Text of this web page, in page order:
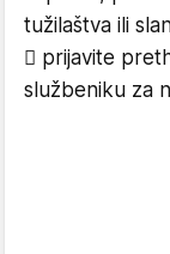
tužilaštva ili
 prijavite
službeniku za